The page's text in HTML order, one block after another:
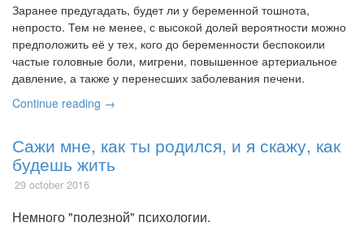
Заранее предугадать, будет ли у беременной тошнота,
непросто. Тем не менее, с высокой долей вероятности можно
предположить её у тех, кого до беременности беспокоили
частые головные боли, мигрени, повышенное артериальное
давление, а также у перенесших заболевания печени.
Continue reading →
Сажи мне, как ты родился, и я скажу, как
будешь жить
29 october 2016
Немного "полезной" психологии.